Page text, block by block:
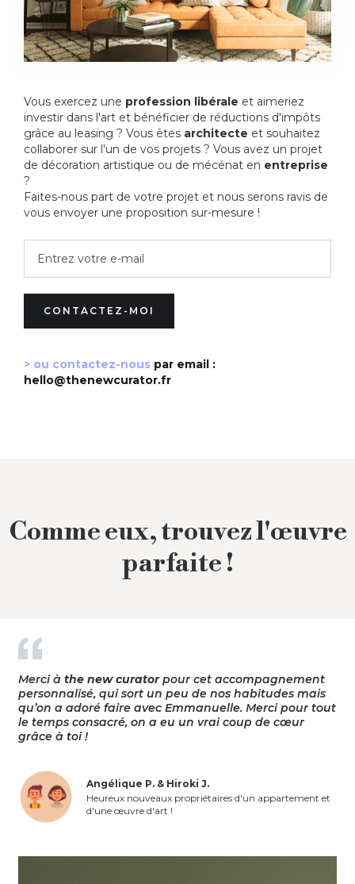
Vous exercez une profession libérale et aimeriez
investir dans l'art et bénéficier de réductions d'impôts
grâce au leasing ? Vous êtes architecte et souhaitez
collaborer sur l'un de vos projets ? Vous avez un projet
de décoration artistique ou de mécénat en entreprise
?
Faites-nous part de votre projet et nous serons ravis de
vous envoyer une proposition sur-mesure !
> ou contactez-nous par email :
hello@thenewcurator.fr
Comme eux, trouvez l'œuvre
parfaite !
Merci à the new curatorpour cet accompagnement
personnalisé, qui sort un peu de nos habitudes mais
qu’on a adoré faire avec Emmanuelle. Merci pour tout
le temps consacré, on a eu un vrai coup de cœur
grâce à toi !
Angélique P. & Hiroki J.
Heureux nouveaux propriétaires d'un appartement et
d'une œuvre d'art !